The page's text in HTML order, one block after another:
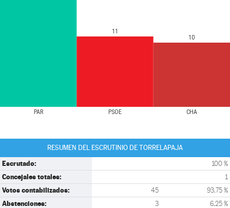
PAR PSOE CHA
11
10
RESUMEN DEL ESCRUTINIO DE TORRELAPAJA
Escrutado: 100 %
Concejales totales: 1
Votos contabilizados: 45 93,75 %
Abstenciones: 3 6,25 %